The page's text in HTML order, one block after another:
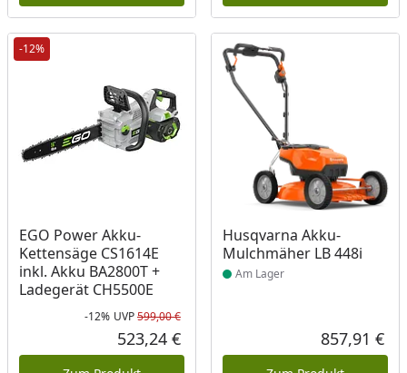
-12%
EGO Power Akku-
Kettensäge CS1614E
inkl. Akku BA2800T +
Ladegerät CH5500E
Rabatt in Prozent
-12%
Ursprünglicher Preis
UVP599,00 €
Aktueller Preis
523,24 €
Husqvarna Akku-
Mulchmäher LB 448i
Produkt am Lager
Am Lager
857,91 €